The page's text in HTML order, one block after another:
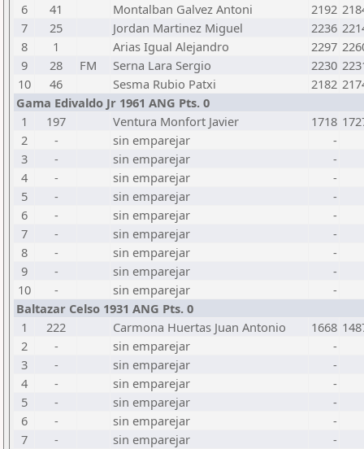
6
41 Montalban Galvez Antoni 2192
7
25 Jordan Martinez Miguel 2236
8
1 Arias Igual Alejandro 2297
9
28 FM Serna Lara Sergio 2230
10
46 Sesma Rubio Patxi 2182
Gama Edivaldo Jr 1961 ANG Pts. 0
1
197 Ventura Monfort Javier 1718
2
- sin emparejar
-
3
- sin emparejar
-
4
- sin emparejar
-
5
- sin emparejar
-
6
- sin emparejar
-
7
- sin emparejar
-
8
- sin emparejar
-
9
- sin emparejar
-
10
- sin emparejar
-
Baltazar Celso 1931 ANG Pts. 0
1
222 Carmona Huertas Juan Antonio 1668
2
- sin emparejar
-
3
- sin emparejar
-
4
- sin emparejar
-
5
- sin emparejar
-
6
- sin emparejar
-
7
- sin emparejar
-